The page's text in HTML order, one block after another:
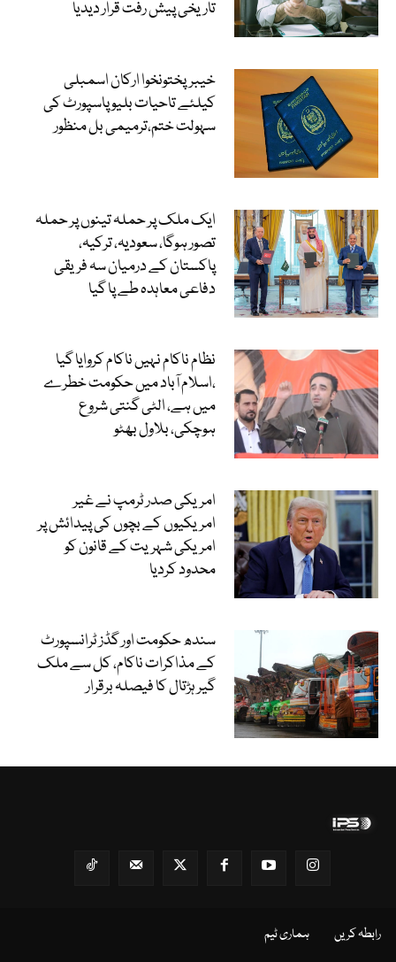
تاریخی پیش رفت قرار دیدیا
خیبرپختونخوا ارکان اسمبلی
کیلئے تاحیات بلیو پاسپورٹ کی
سہولت ختم،ترمیمی بل منظور
ایک ملک پر حملہ تینوں پر حملہ
تصور ہوگا، سعودیہ، ترکیہ،
پاکستان کے درمیان سہ فریقی
دفاعی معاہدہ طے پا گیا
نظام ناکام نہیں ناکام کروایا گیا
،اسلام آباد میں حکومت خطرے
میں ہے، الٹی گنتی شروع
ہوچکی، بلاول بھٹو
امریکی صدر ٹرمپ نے غیر
امریکیوں کے بچوں کی پیدائش پر
امریکی شہریت کے قانون کو
محدود کردیا
سندھ حکومت اور گڈز ٹرانسپورٹ
کے مذاکرات ناکام، کل سے ملک
گیر ہڑتال کا فیصلہ برقرار
رابطہ کریں ہماری ٹیم